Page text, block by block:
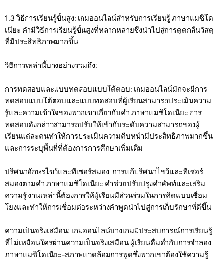
1.3 วิธีการเรียนรู้ขั้นสูง: เกมออนไลน์สำหรับการเรียนรู้ ภาษาแมซิโด
เนียะ คำมีวิธีการเรียนรู้ขั้นสูงที่หลากหลายซึ่งนำไปสู่การดูดกลืนวัสดุ
ที่มีประสิทธิภาพมากขึ้น
วิธีการเหล่านี้บางอย่างรวมถึง:
การทดสอบและแบบทดสอบแบบโต้ตอบ: เกมออนไลน์มักจะมีการ
ทดสอบแบบโต้ตอบและแบบทดสอบที่ผู้เรียนสามารถประเมินความ
รู้และความเข้าใจของพวกเขาเกี่ยวกับคำ ภาษาแมซิโดเนียะ การ
ทดสอบดังกล่าวสามารถปรับให้เข้ากับระดับความสามารถของผู้
เรียนแต่ละคนทำให้การประเมินความคืบหน้ามีประสิทธิภาพมากขึ้น
และการระบุพื้นที่ที่ต้องการการศึกษาเพิ่มเติม
ปริศนาอักษรไขว้และทีเซอร์สมอง: การแก้ปริศนาไขว้และทีเซอร์
สมองตามคำ ภาษาแมซิโดเนียะ คำช่วยปรับปรุงคำศัพท์และเสริม
ความรู้ งานเหล่านี้ต้องการให้ผู้เรียนมีส่วนร่วมในการคิดแบบเชื่อม
โยงและทำให้การเชื่อมต่อระหว่างคำพูดนำไปสู่การเก็บรักษาที่ดีขึ้น
ความเป็นจริงเสมือน: เกมออนไลน์บางเกมมีประสบการณ์การเรียนรู้
ที่ไม่เหมือนใครผ่านความเป็นจริงเสมือน ผู้เรียนดื่มด่ำกับการจำลอง
ภาษาแมซิโดเนียะ-สภาพแวดล้อมการพูดซึ่งพวกเขาต้องใช้ความรู้